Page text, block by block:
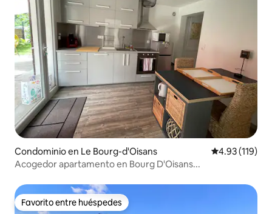
Condominio en Le Bourg-d'Oisans Calificación
4.93 (119)
Acogedor apartamento en Bourg D'Oisans...
Favorito entre huéspedes
Favorito entre huéspedes